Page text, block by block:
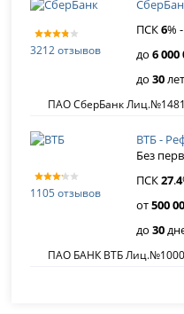
3212 отзывов
ПСК6%
до6 000
до30лет
ПАО СберБанк Лиц.№1481
1105 отзывов
ВТБ -
Без
ПСК27.4
от500
до30
ПАО БАНК ВТБ Лиц.№1000